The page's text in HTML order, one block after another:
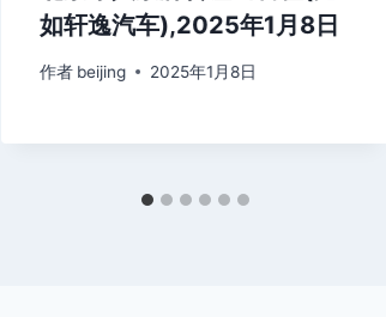
如轩逸汽车),2025年1月8日
作者 beijing 2025年1月8日